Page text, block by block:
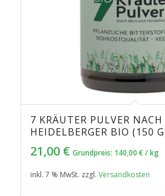
5.00
7 KRÄUTER PULVER
HEIDELBERGER BIO (150
21,00 € Grundpreis: 140,00 € /kg
inkl. 7 % MwSt. zzgl. Versandkosten